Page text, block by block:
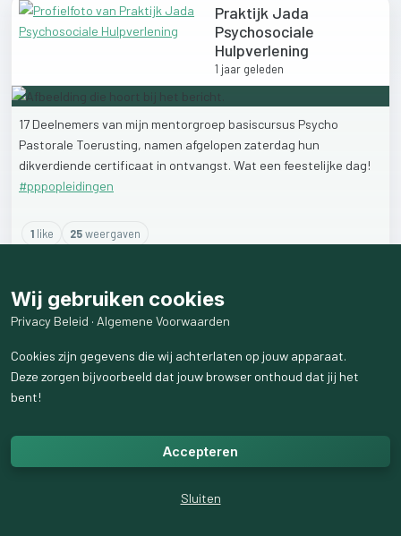
Praktijk Jada
Psychosociale
Hulpverlening
1 jaar geleden
17 Deelnemers van mijn mentorgroep basiscursus Psycho
Pastorale Toerusting, namen afgelopen zaterdag hun
dikverdiende certificaat in ontvangst. Wat een feestelijke dag!
#pppopleidingen
1like 25weergaven
Wij gebruiken cookies
Privacy Beleid · Algemene Voorwaarden
Cookies zijn gegevens die wij achterlaten op jouw apparaat.
Deze zorgen bijvoorbeeld dat jouw browser onthoud dat jij het
bent!
Accepteren
Sluiten